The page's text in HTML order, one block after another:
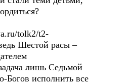
tolk2/t2-
Шестой расы –
лишь Седьмой
Богов исполнить все